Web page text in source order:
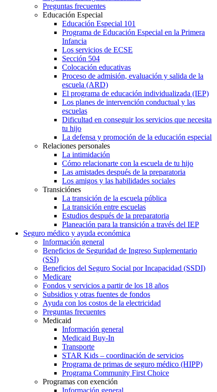
Preguntas frecuentes
Educación Especial
Educación Especial 101
Programa de Educación Especial en la Primera
Infancia
Los servicios de ECSE
Sección 504
Colocación educativas
Proceso de admisión, evaluación y salida de la
escuela (ARD)
El programa de educación individualizada (IEP)
Los planes de intervención conductual y las
escuelas
Dificultad en conseguir los servicios que necesita
tu hijo
La defensa y promoción de la educación especial
Relaciones personales
La intimidación
Cómo relacionarte con la escuela de tu hijo
Las amistades después de la preparatoria
Los amigos y las habilidades sociales
Transiciónes
La transición de la escuela pública
La transición entre escuelas
Estudios después de la preparatoria
Planeación para la transición a través del IEP
Seguro médico y ayuda económica
Información general
Beneficios de Seguridad de Ingreso Suplementario
(SSI)
Beneficios del Seguro Social por Incapacidad (SSDI)
Medicare
Fondos y servicios a partir de los 18 años
Subsidios y otras fuentes de fondos
Ayuda con los costos de la electricidad
Preguntas frecuentes
Medicaid
Información general
Medicaid Buy-In
Transporte
STAR Kids – coordinación de servicios
Programa de primas de seguro médico (HIPP)
Programa Community First Choice
Programas con exención
Información general